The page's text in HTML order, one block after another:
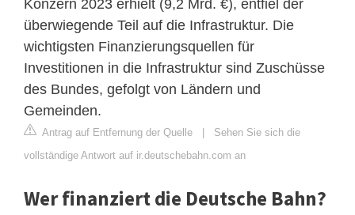
Konzern 2023 erhielt (9,2 Mrd. €), entfiel der
überwiegende Teil auf die Infrastruktur. Die
wichtigsten Finanzierungsquellen für
Investitionen in die Infrastruktur sind Zuschüsse
des Bundes, gefolgt von Ländern und
Gemeinden.
Antrag auf Entfernung der Quelle | Sehen Sie sich die
vollständige Antwort auf ir.deutschebahn.com an
Wer finanziert die Deutsche Bahn?